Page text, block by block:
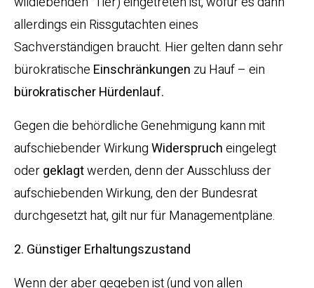
allerdings ein Rissgutachten eines
Sachverständigen braucht. Hier gelten dann sehr
bürokratische Einschränkungen zu Hauf – ein
bürokratischer Hürdenlauf.
Gegen die behördliche Genehmigung kann mit
aufschiebender WirkungWidersprucheingelegt
odergeklagtwerden, denn der Ausschluss der
aufschiebenden Wirkung, den der Bundesrat
durchgesetzt hat, gilt nur für Managementpläne.
2. Günstiger Erhaltungszustand
Wenn der aber gegeben ist (und von allen